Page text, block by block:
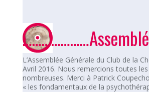
L’Assemblée Générale du Club de la
Avril 2016. Nous remercions toutes
nombreuses. Merci à Patrick
« les fondamentaux de la